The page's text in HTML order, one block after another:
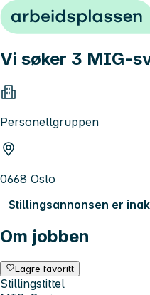
Hopp til innhold
Vi søker 3 MIG-
Personellgruppen
0668 Oslo
Stillingsannonsen er
Om jobben
Lagre favoritt
Stillingstittel